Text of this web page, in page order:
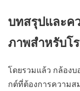
บทสรุปและค
ภาพสำหรับโ
โดยรวมแล้ว กล้อง
กต์ที่ต้องการความส